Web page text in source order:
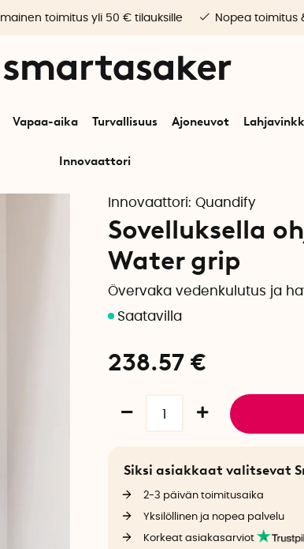
Vapaa-aika Turvallisuus Ajoneuvot
Innovaattori
Ilmainen toimitus yli 50 € tilauksille Nopea toimitus
Älykäs koti Sovelluksella ohjattava vesimittari, Water grip
Innovaattori: Quandify
Sovelluksella
Water grip
Övervaka vedenkulutus ja
238.57€
Siksi asiakkaat valitsevat
2-3 päivän toimitusaika
Yksilöllinen ja nopea palvelu
Korkeat asiakasarviot